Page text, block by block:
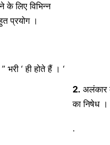
लिए विभिन्न
प्रयोग ।
भरी ‘ ही होते हैं । ‘
2. अलंकार
का निषेध ।
.